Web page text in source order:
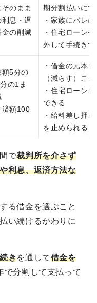
のまま
息・遅
金の削減
期分割払いに
・家族にバレ
・住宅ローン
外して手続きで
額5分の
の1ま
済額100
・借金の元本
（減らす）こ
・住宅ローン
できる
・給料差し押
を止められる
で裁判所を介さず
利息、返済方法な
る借金を選ぶこと
い続けるかわりに
きを通して借金を
で分割して支払って